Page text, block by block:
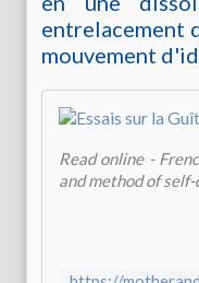
entrelacement
mouvement
Read online -
and method of